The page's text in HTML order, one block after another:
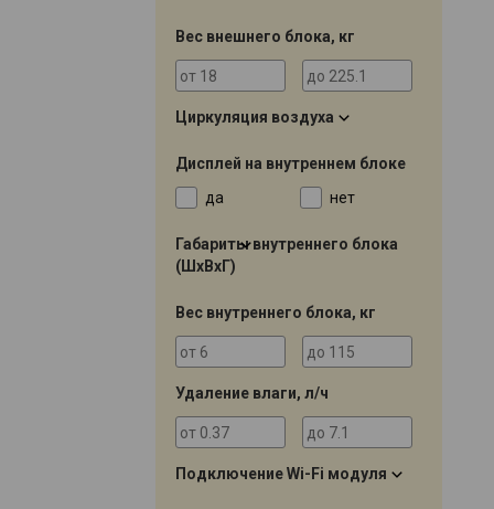
Вес внешнего блока, кг
Циркуляция воздуха
Дисплей на внутреннем блоке
да
нет
Габариты внутреннего блока
(ШхВхГ)
Вес внутреннего блока, кг
Удаление влаги, л/ч
Подключение Wi-Fi модуля